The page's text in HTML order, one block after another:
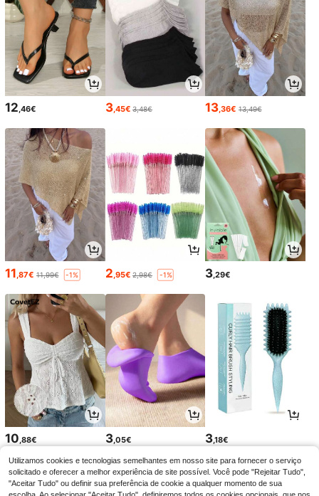
12,46€ 3,45€ 3,48€ 13,36€ 13,49€
11 ,87€ 11,99€ -1% 2 ,95€ 2,98€ -1% 3 ,29€
10 ,88€ 3,05€ 3,18€
Utilizamos cookies e tecnologias semelhantes em nosso site para fornecer o serviço
solicitado e oferecer a melhor experiência de site possível. Você pode "Rejeitar Tudo",
"Aceitar Tudo" ou definir sua preferência de cookie a qualquer momento de sua